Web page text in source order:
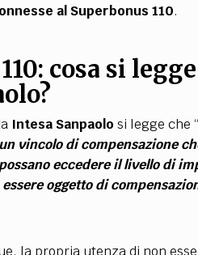
al Superbonus 110.
cosa si
Intesa Sanpaolo si legge che “
vincolo di compensazione
eccedere il livello di
oggetto di
la propria utenza di non